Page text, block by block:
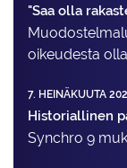
"Saa olla
oikeudesta
7. HEINÄKUUTA
Historiallinen
Synchro 9